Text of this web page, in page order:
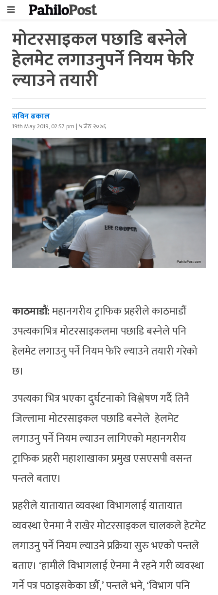
मोटरसाइकल पछाडि बस्नेले
हेलमेट लगाउनुपर्ने नियम फेरि
ल्याउने तयारी
सविन ढकाल
19th May 2019, 02:57 pm | ५ जेठ २०७६
काठमाडौं:महानगरीय ट्राफिक प्रहरीले काठमाडौं
उपत्यकाभित्र मोटरसाइकलमा पछाडि बस्नेले पनि
हेलमेट लगाउनु पर्ने नियम फेरि ल्याउने तयारी गरेको
छ।
उपत्यका भित्र भएका दुर्घटनाको विश्लेषण गर्दै तिनै
जिल्लामा मोटरसाइकल पछाडि बस्नेले हेलमेट
लगाउनु पर्ने नियम ल्याउन लागिएको महानगरीय
ट्राफिक प्रहरी महाशाखाका प्रमुख एसएसपी वसन्त
पन्तले बताए।
प्रहरीले यातायात व्यवस्था विभागलाई यातायात
व्यवस्था ऐनमा नै राखेर मोटरसाइकल चालकले हेटमेट
लगाउनु पर्ने नियम ल्याउने प्रक्रिया सुरु भएको पन्तले
बताए। ‘हामीले विभागलाई ऐनमा नै रहने गरी व्यवस्था
गर्ने पत्र पठाइसकेका छौँ,’ पन्तले भने, ‘विभाग पनि